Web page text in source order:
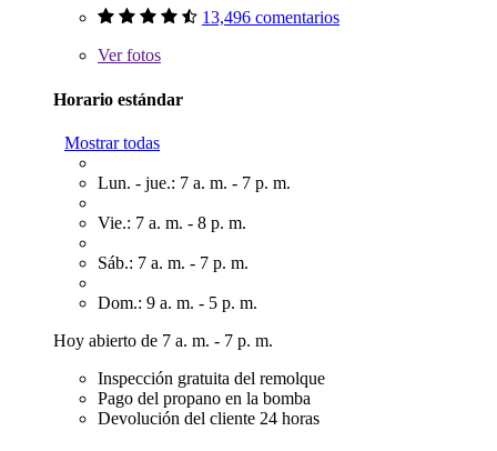
13,496 comentarios
Verfotos
Horario estándar
Mostrar todas
Lun. - jue.: 7 a. m. - 7 p. m.
Vie.: 7 a. m. - 8 p. m.
Sáb.: 7 a. m. - 7 p. m.
Dom.: 9 a. m. - 5 p. m.
Hoy abierto de 7 a. m. - 7 p. m.
Inspección gratuita del remolque
Pago del propano en la bomba
Devolución del cliente 24 horas